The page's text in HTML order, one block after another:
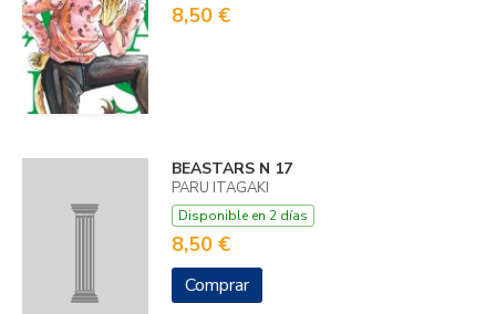
8,50 €
BEASTARS N 17
PARU ITAGAKI
Disponible en 2 días
8,50 €
Comprar